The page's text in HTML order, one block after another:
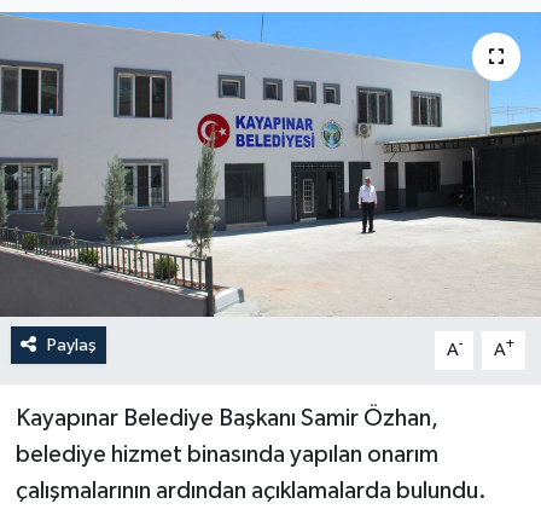
Paylaş A- A+
Kayapınar Belediye Başkanı Samir Özhan,
belediye hizmet binasında yapılan onarım
çalışmalarının ardından açıklamalarda bulundu.
Dünya
Eği̇ti̇m